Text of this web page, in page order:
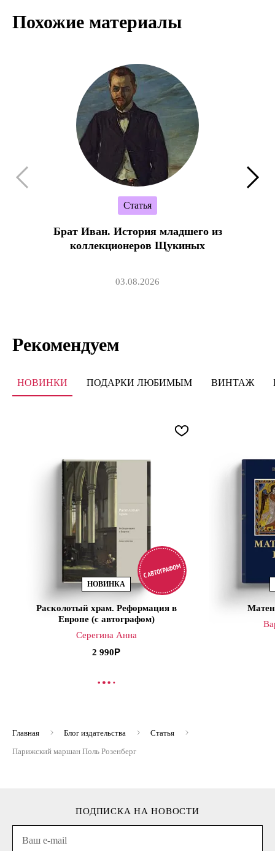
Похожие материалы
Статья
Брат Иван. История младшего из
коллекционеров Щукиных
03.08.2026
Рекомендуем
НОВИНКИ ПОДАРКИ ЛЮБИМЫМ ВИНТАЖ
НОВИНКА
Расколотый храм. Реформация в
Европе (с автографом)
Серегина Анна
2 990
В КОРЗИНУ
Главная Блог издательства
Статья
Парижский маршан Поль Розенберг
ПОДПИСКА НА НОВОСТИ